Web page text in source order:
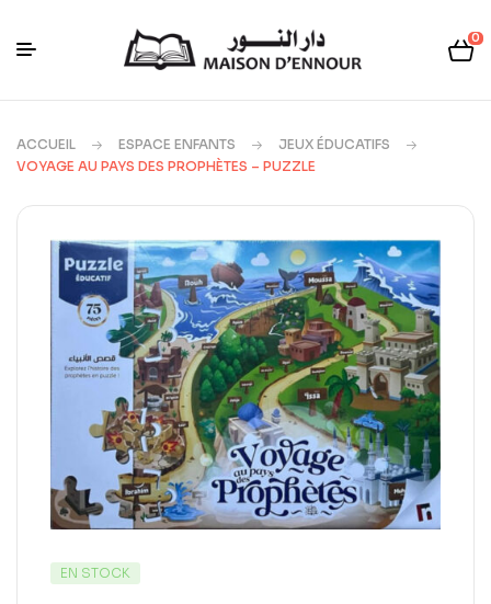
0
ACCUEIL ESPACE ENFANTS
JEUX ÉDUCATIFS
VOYAGE AU PAYS DES PROPHÈTES – PUZZLE
EN STOCK